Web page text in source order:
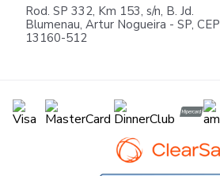
Rod. SP 332, Km 153, s/n, B. Jd.
Blumenau, Artur Nogueira - SP, CEP
13160-512